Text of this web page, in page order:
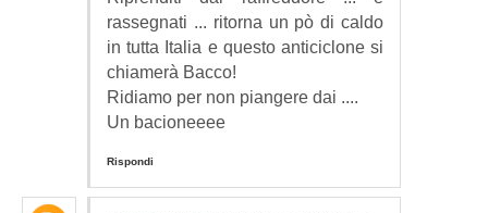
rassegnati ... ritorna un pò di caldo
in tutta Italia e questo anticiclone si
chiamerà Bacco!
Ridiamo per non piangere dai ....
Un bacioneeee
Rispondi